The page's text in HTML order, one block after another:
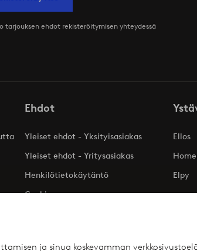
ja sinua koskevamman
tarjouksen ehdot rekisteröitymisen yhteydessä
Ehdot
Yleiset ehdot - Yksityisasiakas
Yleiset ehdot - Yritysasiakas
Henkilötietokäytäntö
Cookies
Ellos
Elpy